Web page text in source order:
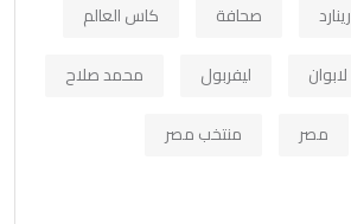
رينارد صحافة
كاس العالم
لابوان ليفربول
محمد صلاح
مصر
منتخب مصر